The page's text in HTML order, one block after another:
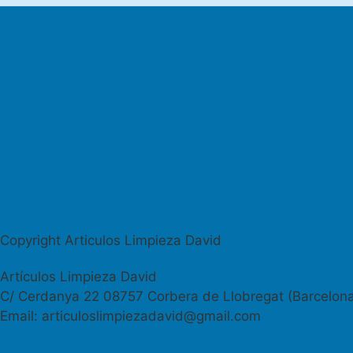
Copyright Articulos Limpieza David
Artículos Limpieza David
C/ Cerdanya 22 08757 Corbera de Llobregat
Email: articuloslimpiezadavid@gmail.com